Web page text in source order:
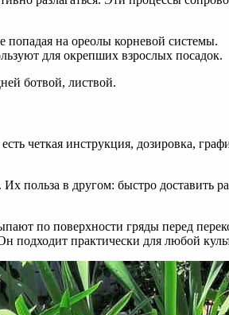
попадая на ореолы корневой системы.
для окрепших взрослых посадок.
ботвой, листвой.
четкая инструкция, дозировка,
польза в другом: быстро доставить
по поверхности гряды перед
подходит практически для любой